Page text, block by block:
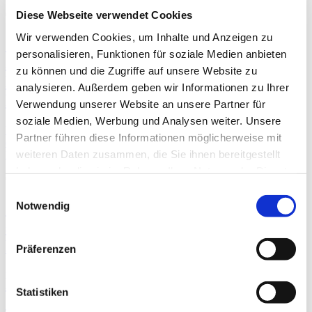
Diese Webseite verwendet Cookies
Wir verwenden Cookies, um Inhalte und Anzeigen zu
personalisieren, Funktionen für soziale Medien anbieten
zu können und die Zugriffe auf unsere Website zu
analysieren. Außerdem geben wir Informationen zu Ihrer
Verwendung unserer Website an unsere Partner für
soziale Medien, Werbung und Analysen weiter. Unsere
Partner führen diese Informationen möglicherweise mit
weiteren Daten zusammen, die Sie ihnen bereitgestellt
Notwendig
Präferenzen
Statistiken
09.02.2026 14:01
"Mixed Pickles" mit fulminantem
Auftritt in evangelischer Kirche in
Naunheim: Gemeinde unterstützt Kunst-
Projekt unserer Peer-Unterstützer:innen
"Mixed Pickles" mit fulminantem Auftritt in
evangelischer Kirche in Naunheim: Gemeinde unterstützt Kunst-
Projekt unserer Peer-Unterstützer:innen
"Für Inklusion muss man unerbittlich
Berliner Inklusivtheater "RambaZamba"
gegründet und ist zu Gast in einer neuen
Folge unseres Podcasts "Reden wir
einfach"